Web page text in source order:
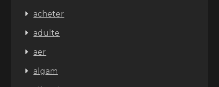
acheter
adulte
aer
algam